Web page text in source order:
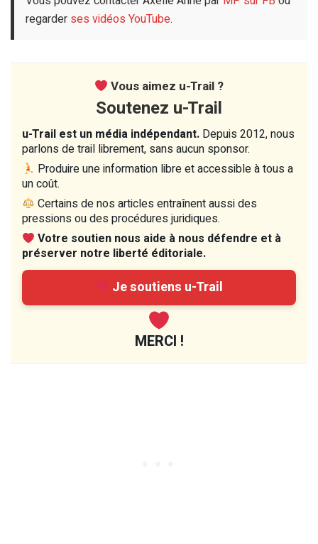
regarder ses vidéos YouTube.
Vous aimez u-Trail ?
Soutenez u-Trail
u-Trail est un média indépendant. Depuis 2012, nous
parlons de trail librement, sans aucun sponsor.
Produire une information libre et accessible à tous a
un coût.
Certains de nos articles entraînent aussi des
pressions ou des procédures juridiques.
Votre soutien nous aide à nous défendre et à
préserver notre liberté éditoriale.
Je soutiens u-Trail
MERCI !